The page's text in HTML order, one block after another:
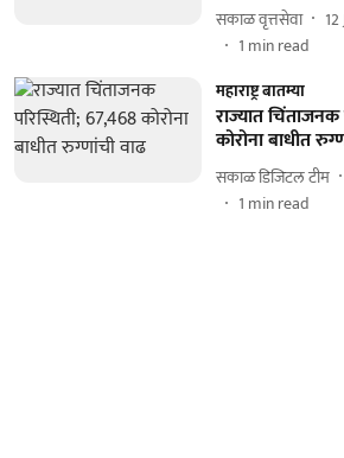
सकाळ वृत्तसेवा
1 min read
महाराष्ट्र बातम्या
राज्यात
कोरोना बाधीत
सकाळ डिजिटल टीम
1 min read